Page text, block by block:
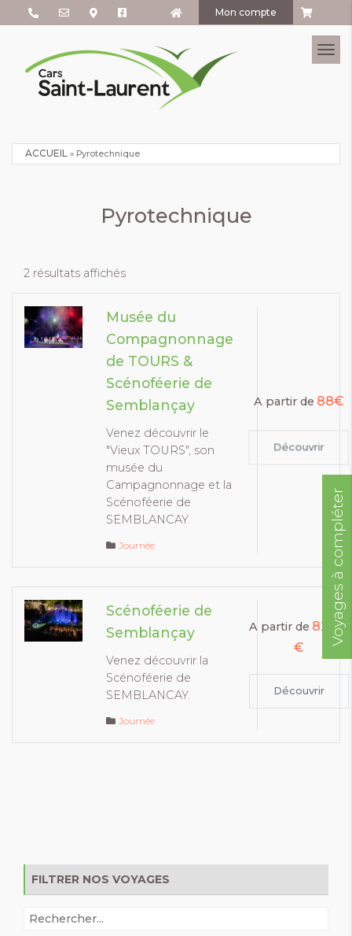
Mon compte
ACCUEIL » Pyrotechnique
Pyrotechnique
2 résultats affichés
Musée du
Compagnonnage
de TOURS &
Scénoféerie de
Semblançay
Venez découvrir le
"Vieux TOURS", son
musée du
Campagnonnage et la
Scénoféerie de
SEMBLANCAY.
Journée
A partir de 88€
Découvrir
Scénoféerie de
Semblançay
Venez découvrir la
Scénoféerie de
SEMBLANCAY.
Journée
A partir de 82.00
€
Découvrir
FILTRER NOS VOYAGES
Voyages à compléter